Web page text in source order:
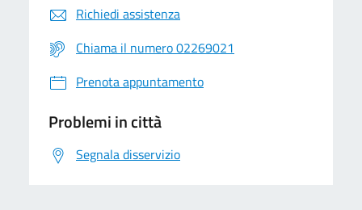
Richiedi assistenza
Chiama il numero 02269021
Prenota appuntamento
Problemi in città
Segnala disservizio